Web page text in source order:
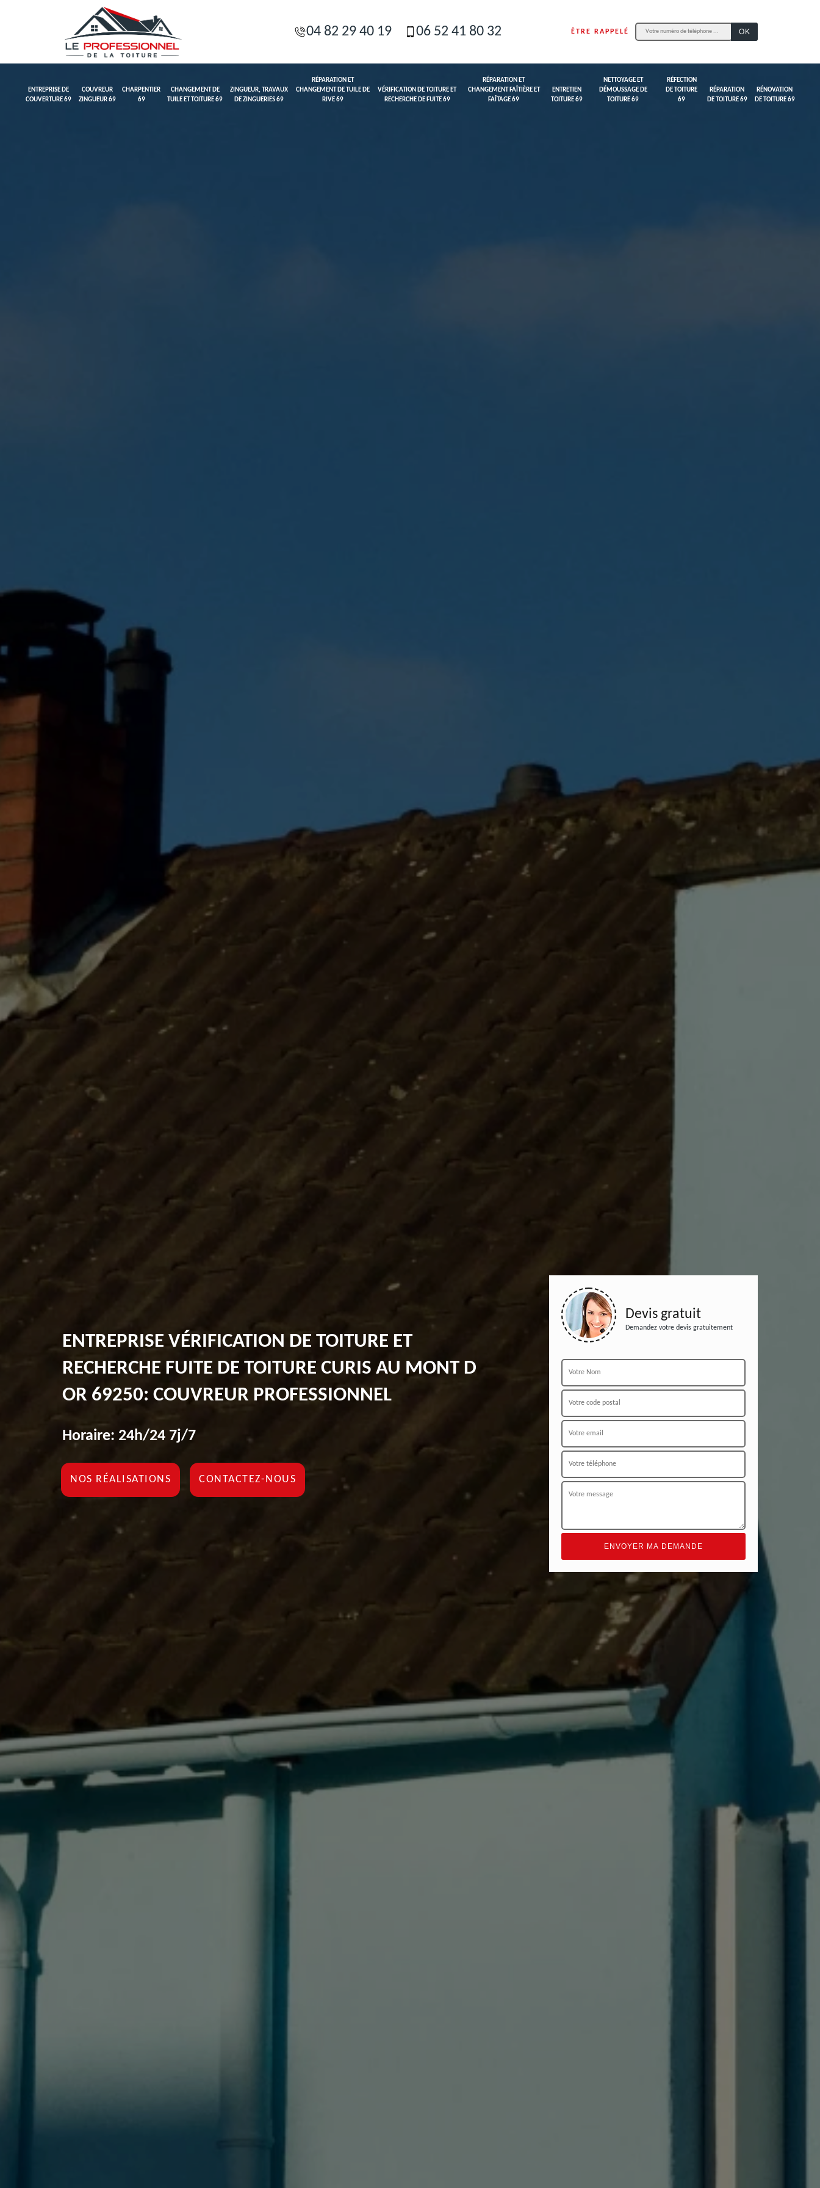
04 82 29 40 19 06 52 41 80 32 ÊTRE RAPPELÉ
ENTREPRISE DE
COUVERTURE 69
COUVREUR
ZINGUEUR 69
CHARPENTIER
69
CHANGEMENT DE
TUILE ET TOITURE 69
ZINGUEUR, TRAVAUX
DE ZINGUERIES 69
RÉPARATION ET
CHANGEMENT DE TUILE DE
RIVE 69
VÉRIFICATION DE TOITURE ET
RECHERCHE DE FUITE 69
RÉPARATION ET
CHANGEMENT FAÎTIÈRE ET
FAÎTAGE 69
ENTRETIEN
TOITURE 69
NETTOYAGE ET
DÉMOUSSAGE DE
TOITURE 69
RÉFECTION
DE TOITURE
69
RÉPARATION
DE TOITURE 69
RÉNOVATION
DE TOITURE 69
ENTREPRISE VÉRIFICATION DE TOITURE ET
RECHERCHE FUITE DE TOITURE CURIS AU MONT D
OR 69250: COUVREUR PROFESSIONNEL
Horaire: 24h/24 7j/7
NOS RÉALISATIONS CONTACTEZ-NOUS
Devis gratuit
Demandez votre devis gratuitement